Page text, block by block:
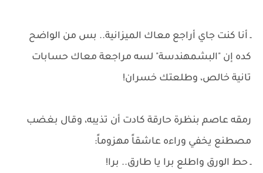
ـ أنا كنت جاي أراجع معاك الميزانية.. بس من الواضح
كده إن "البشمهندسة" لسه مراجعة معاك حسابات
تانية خالص، وطلعتك خسران!
رمقه عاصم بنظرة حارقة كادت أن تذيبه، وقال بغضب
مصطنع يخفي وراءه عاشقاً مهزوماً:
ـ حط الورق واطلع برا يا طارق.. برا!